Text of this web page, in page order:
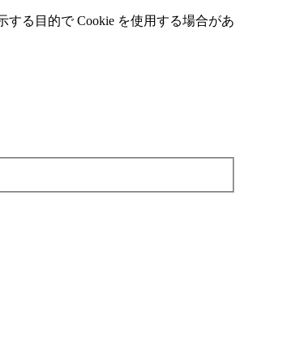
る⽬的で Cookie を使⽤する場合があ